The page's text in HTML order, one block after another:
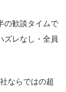
の歓談タイムで
ズレなし・全員
ならではの超